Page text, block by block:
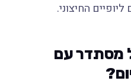
החיצוני.
מסתדר עם